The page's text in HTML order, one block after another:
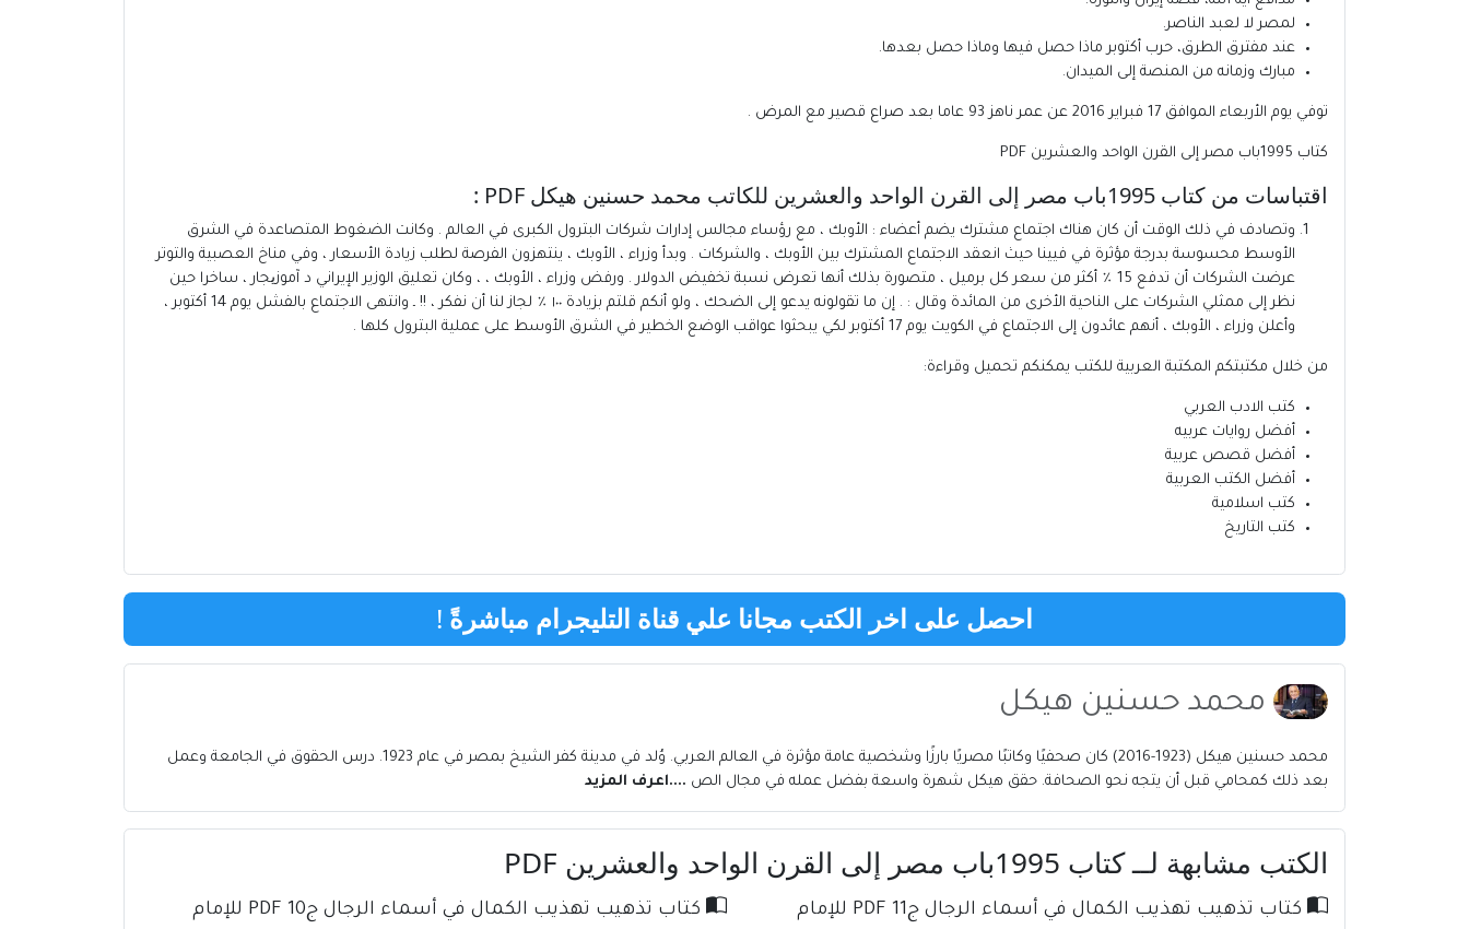
لمصر لا لعبد الناصر.
عند مفترق الطرق، حرب أكتوبر ماذا حصل فيها وماذا حصل بعدها.
مبارك وزمانه من المنصة إلى الميدان.
توفي يوم الأربعاء الموافق 17 فبراير 2016 عن عمر ناهز 93 عاما بعد صراع قصير مع المرض .
كتاب 1995باب مصر إلى القرن الواحد والعشرين PDF
اقتباسات من كتاب 1995باب مصر إلى القرن الواحد والعشرين للكاتب محمد حسنين هيكل PDF :
وتصادف في ذلك الوقت أن كان هناك اجتماع مشترك يضم أعضاء : الأوبك ، مع رؤساء مجالس إدارات شركات البترول الكبرى في العالم . وكانت الضغوط المتصاعدة في الشرق
الأوسط محسوسة بدرجة مؤثرة في فيينا حيث انعقد الاجتماع المشترك بين الأوبك ، والشركات . وبدأ وزراء ، الأوبك ، ينتهزون الفرصة لطلب زيادة الأسعار ، وفي مناخ العصبية والتوتر
عرضت الشركات أن تدفع 15 ٪ أكثر من سعر كل برميل ، متصورة بذلك أنها تعرض نسبة تخفيض الدولار . ورفض وزراء ، الأوبك ، ، وكان تعليق الوزير الإيراني د آموزیجار ، ساخرا حين
نظر إلى ممثلي الشركات على الناحية الأخرى من المائدة وقال : . إن ما تقولونه يدعو إلى الضحك ، ولو أنكم قلتم بزيادة ١٠٠ ٪ لجاز لنا أن نفكر ، !! ـ وانتهى الاجتماع بالفشل يوم 14 أكتوبر ،
وأعلن وزراء ، الأوبك ، أنهم عائدون إلى الاجتماع في الكويت يوم 17 أكتوبر لكي يبحثوا عواقب الوضع الخطير في الشرق الأوسط على عملية البترول كلها .
من خلال مكتبتكم المكتبة العربية للكتب يمكنكم تحميل وقراءة:
كتب الادب العربي
أفضل روايات عربيه
أفضل قصص عربية
أفضل الكتب العربية
كتب اسلامية
كتب التاريخ
احصل على اخر الكتب مجانا علي قناة التليجرام مباشرةً !
محمد حسنين هيكل
محمد حسنين هيكل (1923-2016) كان صحفيًا وكاتبًا مصريًا بارزًا وشخصية عامة مؤثرة في العالم العربي. وُلد في مدينة كفر الشيخ بمصر في عام 1923. درس الحقوق في الجامعة وعمل
بعد ذلك كمحامي قبل أن يتجه نحو الصحافة. حقق هيكل شهرة واسعة بفضل عمله في مجال الص ....اعرف المزيد
الكتب مشابهة لــ كتاب 1995باب مصر إلى القرن الواحد والعشرين PDF
كتاب تذهيب تهذيب الكمال في أسماء الرجال ج11 PDF للإمام
كتاب تذهيب تهذيب الكمال في أسماء الرجال ج10 PDF للإمام